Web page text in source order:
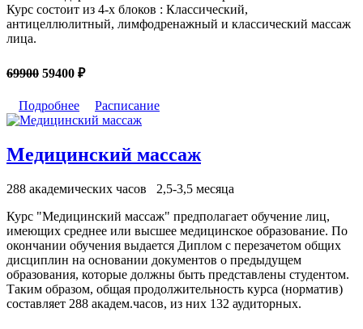
Курс состоит из 4-х блоков : Классический,
антицеллюлитный, лимфодренажный и классический массаж
лица.
69900 59400 ₽
Подробнее Расписание
Медицинский массаж
288 академических часов
2,5-3,5 месяца
Курс "Медицинский массаж" предполагает обучение лиц,
имеющих среднее или высшее медицинское образование. По
окончании обучения выдается Диплом с перезачетом общих
дисциплин на основании документов о предыдущем
образования, которые должны быть представлены студентом.
Таким образом, общая продолжительность курса (норматив)
составляет 288 академ.часов, из них 132 аудиторных.